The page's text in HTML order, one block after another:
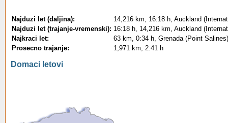
Najduzi let (daljina):
14,216 km, 16:18 h, Auckland
Najduzi let (trajanje-vremenski): 16:18 h, 14,216 km, Auckland
Najkraci let:
63 km, 0:34 h, Grenada (Point
Prosecno trajanje:
1,971 km, 2:41 h
Domaci letovi